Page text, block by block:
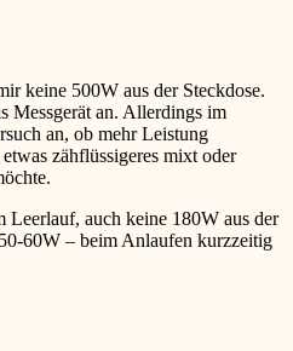
keine 500W aus der Steckdose.
Messgerät an. Allerdings im
an, ob mehr Leistung
zähflüssigeres mixt oder
Leerlauf, auch keine 180W aus der
60W – beim Anlaufen kurzzeitig